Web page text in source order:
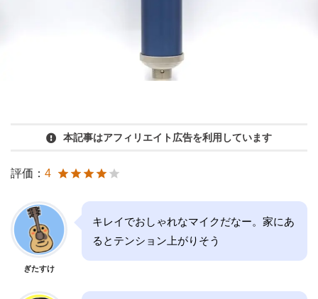
本記事はアフィリエイト広告を利用しています
評価： 4
ぎたすけ
キレイでおしゃれなマイクだなー。家にあ
るとテンション上がりそう